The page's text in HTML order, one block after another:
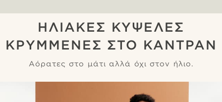
ΗΛΙΑΚΕΣ ΚΥΨΕΛΕΣ
ΚΡΥΜΜΕΝΕΣ ΣΤΟ ΚΑΝΤΡΑΝ
Αόρατες στο μάτι αλλά όχι στον ήλιο.